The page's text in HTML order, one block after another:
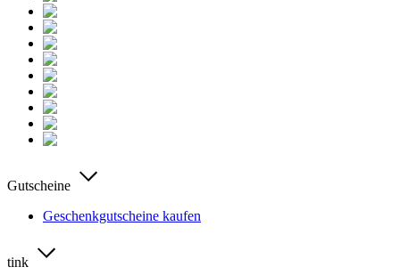
Gutscheine
Geschenkgutscheine kaufen
tink